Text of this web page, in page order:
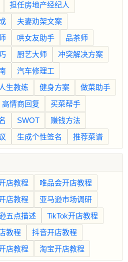
担任房地产经纪人
夫妻劝架文案
哄女友助手
品茶师
厨艺大师
冲突解决方案
汽车修理工
生教练 健身方案
做菜助手
高情商回复
买菜帮手
SWOT
赚钱方法
生成个性签名 推荐菜谱
店教程
唯品会开店教程
店教程
亚马逊市场调研
五点描述
TikTok开店教程
教程
抖音开店教程
店教程 淘宝开店教程